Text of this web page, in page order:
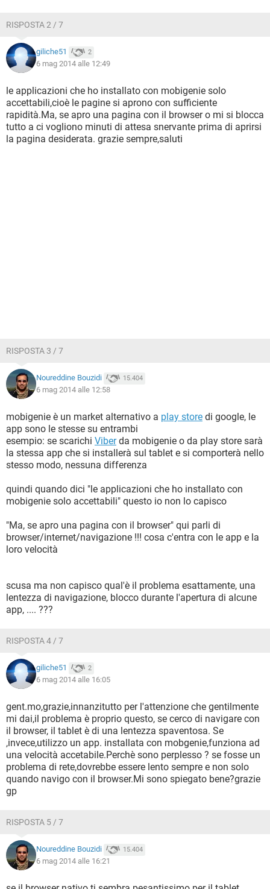
RISPOSTA 2 / 7
giliche51 2
6 mag 2014 alle 12:49
le applicazioni che ho installato con mobigenie solo
accettabili,cioè le pagine si aprono con sufficiente
rapidità.Ma, se apro una pagina con il browser o mi si blocca
tutto a ci vogliono minuti di attesa snervante prima di aprirsi
la pagina desiderata. grazie sempre,saluti
RISPOSTA 3 / 7
Noureddine Bouzidi 15.404
6 mag 2014 alle 12:58
mobigenie è un market alternativo a play store di google, le
app sono le stesse su entrambi
esempio: se scarichi Viberda mobigenie o da play store sarà
la stessa app che si installerà sul tablet e si comporterà nello
stesso modo, nessuna differenza
quindi quando dici "le applicazioni che ho installato con
mobigenie solo accettabili" questo io non lo capisco
"Ma, se apro una pagina con il browser" qui parli di
browser/internet/navigazione !!! cosa c'entra con le app e la
loro velocità
scusa ma non capisco qual'è il problema esattamente, una
lentezza di navigazione, blocco durante l'apertura di alcune
app, .... ???
RISPOSTA 4 / 7
giliche51 2
6 mag 2014 alle 16:05
gent.mo,grazie,innanzitutto per l'attenzione che gentilmente
mi dai,il problema è proprio questo, se cerco di navigare con
il browser, il tablet è di una lentezza spaventosa. Se
,invece,utilizzo un app. installata con mobgenie,funziona ad
una velocità accetabile.Perchè sono perplesso ? se fosse un
problema di rete,dovrebbe essere lento sempre e non solo
quando navigo con il browser.Mi sono spiegato bene?grazie
gp
RISPOSTA 5 / 7
Noureddine Bouzidi 15.404
6 mag 2014 alle 16:21